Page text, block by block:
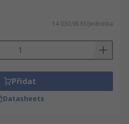
14 030,98 Kč/jednotka
Přidat
Datasheets